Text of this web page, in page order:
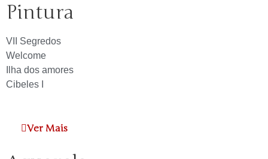
Pintura
VII Segredos
Welcome
Ilha dos amores
Cibeles I
Ver Mais